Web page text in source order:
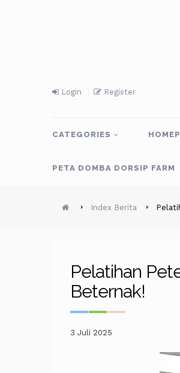
Login Register
CATEGORIES
PETA DOMBA DORSIP FARM
Index Berita
Pelatihan
Beternak!
3 Juli 2025